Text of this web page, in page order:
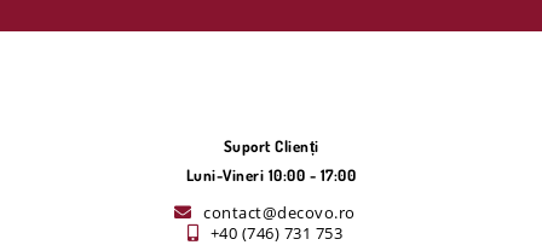
Suport Clienți
Luni-Vineri 10:00 - 17:00
contact@decovo.ro
+40 (746) 731 753